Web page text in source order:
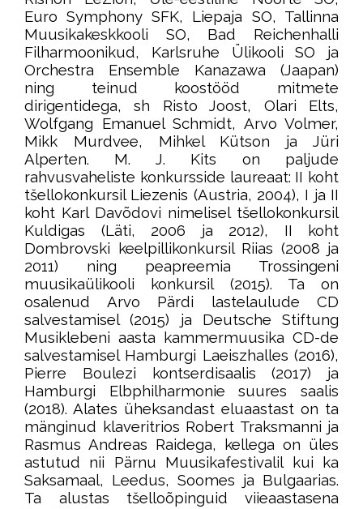
Euro Symphony SFK, Liepaja SO, Tallinna
Muusikakeskkooli SO, Bad Reichenhalli
Filharmoonikud, Karlsruhe Ülikooli SO ja
Orchestra Ensemble Kanazawa (Jaapan)
ning teinud koostööd mitmete
dirigentidega, sh Risto Joost, Olari Elts,
Wolfgang Emanuel Schmidt, Arvo Volmer,
Mikk Murdvee, Mihkel Kütson ja Jüri
Alperten. M. J. Kits on paljude
rahvusvaheliste konkursside laureaat: II koht
tšellokonkursil Liezenis (Austria, 2004), I ja II
koht Karl Davõdovi nimelisel tšellokonkursil
Kuldigas (Läti, 2006 ja 2012), II koht
Dombrovski keelpillikonkursil Riias (2008 ja
2011) ning peapreemia Trossingeni
muusikaülikooli konkursil (2015). Ta on
osalenud Arvo Pärdi lastelaulude CD
salvestamisel (2015) ja Deutsche Stiftung
Musiklebeni aasta kammermuusika CD-de
salvestamisel Hamburgi Laeiszhalles (2016),
Pierre Boulezi kontserdisaalis (2017) ja
Hamburgi Elbphilharmonie suures saalis
(2018). Alates üheksandast eluaastast on ta
mänginud klaveritrios Robert Traksmanni ja
Rasmus Andreas Raidega, kellega on üles
astutud nii Pärnu Muusikafestivalil kui ka
Saksamaal, Leedus, Soomes ja Bulgaarias.
Ta alustas tšelloõpinguid viieaastasena